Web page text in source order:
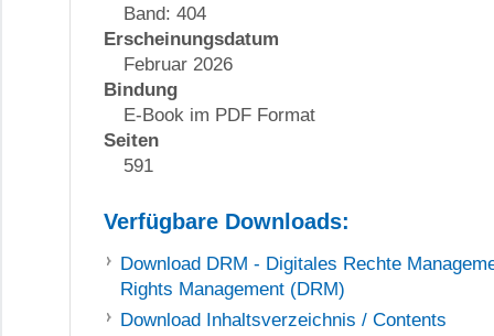
Band: 404
Erscheinungsdatum
Februar 2026
Bindung
E-Book im PDF Format
Seiten
591
Verfügbare Downloads:
Download DRM - Digitales Rechte
Rights Management (DRM)
Download Inhaltsverzeichnis / Contents